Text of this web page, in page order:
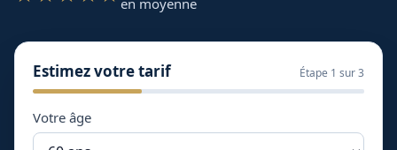
en moyenne
Estimez votre tarif Étape 1 sur 3
Votre âge